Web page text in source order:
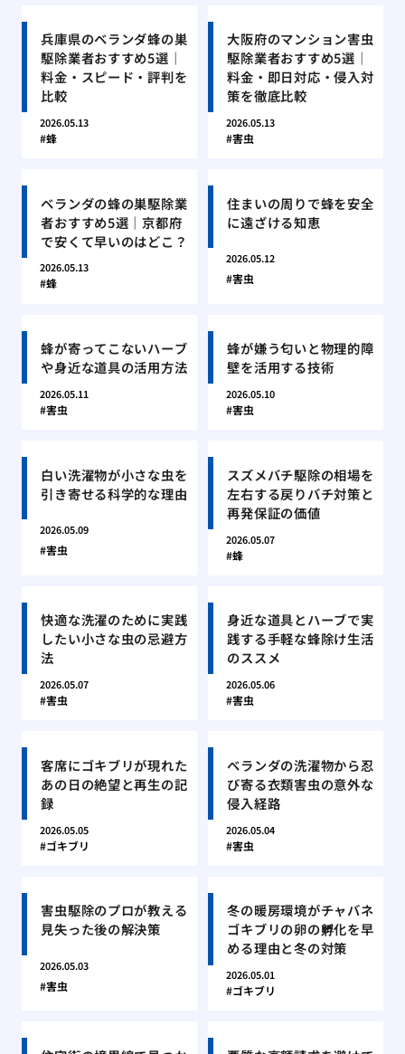
兵庫県のベランダ蜂の巣
駆除業者おすすめ5選｜
料金・スピード・評判を
比較
2026.05.13
蜂
大阪府のマンション害虫
駆除業者おすすめ5選｜
料金・即日対応・侵入対
策を徹底比較
2026.05.13
害虫
ベランダの蜂の巣駆除業
者おすすめ5選｜京都府
で安くて早いのはどこ？
2026.05.13
蜂
住まいの周りで蜂を安全
に遠ざける知恵
2026.05.12
害虫
蜂が寄ってこないハーブ
や身近な道具の活用方法
2026.05.11
害虫
蜂が嫌う匂いと物理的障
壁を活用する技術
2026.05.10
害虫
白い洗濯物が小さな虫を
引き寄せる科学的な理由
2026.05.09
害虫
スズメバチ駆除の相場を
左右する戻りバチ対策と
再発保証の価値
2026.05.07
蜂
快適な洗濯のために実践
したい小さな虫の忌避方
法
2026.05.07
害虫
身近な道具とハーブで実
践する手軽な蜂除け生活
のススメ
2026.05.06
害虫
客席にゴキブリが現れた
あの日の絶望と再生の記
録
2026.05.05
ゴキブリ
ベランダの洗濯物から忍
び寄る衣類害虫の意外な
侵入経路
2026.05.04
害虫
害虫駆除のプロが教える
見失った後の解決策
2026.05.03
害虫
冬の暖房環境がチャバネ
ゴキブリの卵の孵化を早
める理由と冬の対策
2026.05.01
ゴキブリ